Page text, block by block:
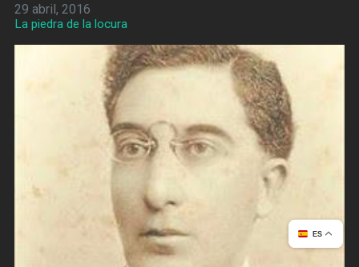
29 abril, 2016
La piedra de la locura
ES